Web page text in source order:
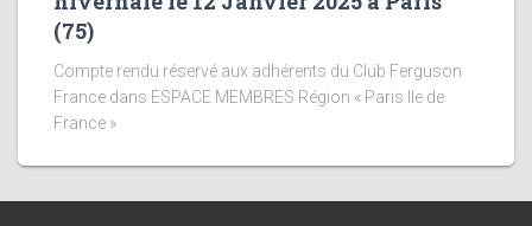
(75)
Compte rendu réservé aux adhérents du Club Ferguson
France dans ESPACE MEMBRES Région « Paris Ile de
France »